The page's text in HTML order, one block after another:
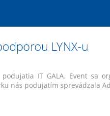
LYNX-u
IT GALA. Event sa
nás podujatím sprevádzala